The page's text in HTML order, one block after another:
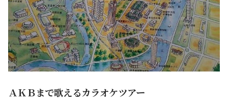
ＡＫＢまで歌えるカラオケツアー